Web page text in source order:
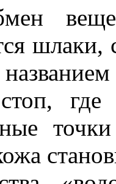
шлаки,
где